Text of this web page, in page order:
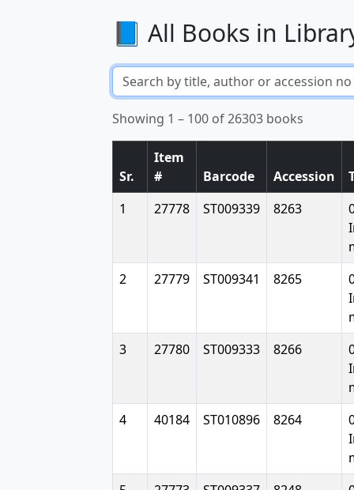
📘 All Books in
Showing 1 – 100 of 26303 books
Sr.
Item
#
Barcode Accession
1
27778 ST009339 8263
2
27779 ST009341 8265
3
27780 ST009333 8266
4
40184 ST010896 8264